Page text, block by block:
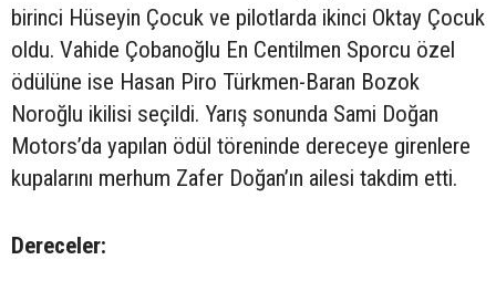
birinci Hüseyin Çocuk ve pilotlarda ikinci Oktay Çocuk
oldu. Vahide Çobanoğlu En Centilmen Sporcu özel
ödülüne ise Hasan Piro Türkmen-Baran Bozok
Noroğlu ikilisi seçildi. Yarış sonunda Sami Doğan
Motors’da yapılan ödül töreninde dereceye girenlere
kupalarını merhum Zafer Doğan’ın ailesi takdim etti.
Dereceler: